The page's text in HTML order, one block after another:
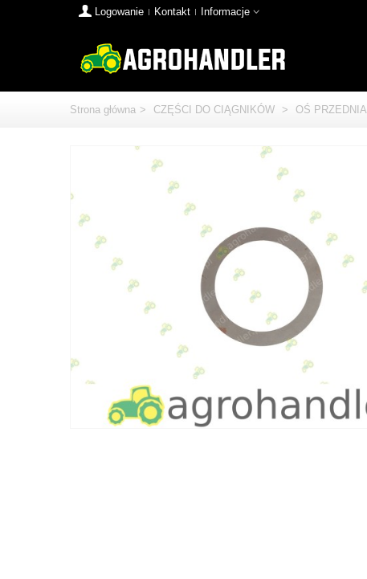
Logowanie Kontakt Informacje
Strona główna > CZĘŚCI DO CIĄGNIKÓW > OŚ PRZEDNIA